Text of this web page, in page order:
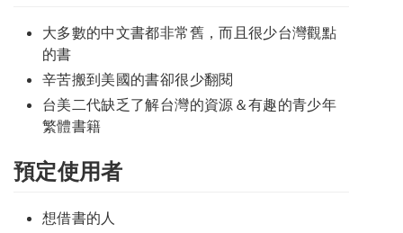
大多數的中文書都非常舊，而且很少台灣觀點
的書
辛苦搬到美國的書卻很少翻閱
台美二代缺乏了解台灣的資源＆有趣的青少年
繁體書籍
預定使用者
想借書的人